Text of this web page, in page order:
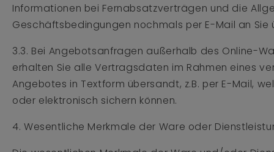
Informationen bei Fernabsatzverträgen und die
Geschäftsbedingungen nochmals per E-Mail an Sie
3.3. Bei Angebotsanfragen außerhalb des Online-
erhalten Sie alle Vertragsdaten im Rahmen eines
Angebotes in Textform übersandt, z.B. per E-Mail,
oder elektronisch sichern können.
4. Wesentliche Merkmale der Ware oder